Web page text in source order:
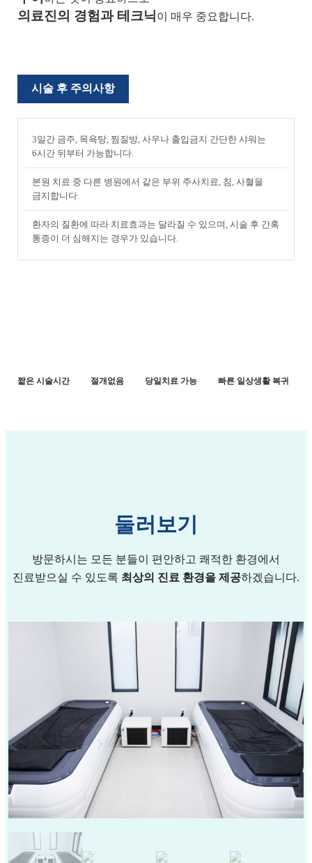
의료진의 경험과 테크닉이 매우 중요합니다.
짧은 시술시간 절개없음 당일치료 가능 빠른 일상생활 복귀
시술 후 주의사항
3일간 금주, 목욕탕, 찜질방, 사우나 출입금지 간단한 샤워는
6시간 뒤부터 가능합니다.
본원 치료 중 다른 병원에서 같은 부위 주사치료, 침, 사혈을
금지합니다.
환자의 질환에 따라 치료효과는 달라질 수 있으며, 시술 후 간혹
통증이 더 심해지는 경우가 있습니다.
둘러보기
방문하시는 모든 분들이 편안하고 쾌적한 환경에서
진료받으실 수 있도록 최상의 진료 환경을 제공하겠습니다.